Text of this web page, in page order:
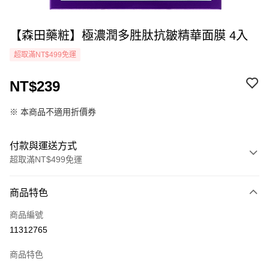
【森田藥粧】極濃潤多胜肽抗皺精華面膜 4入
超取滿NT$499免運
NT$239
※ 本商品不適用折價券
付款與運送方式
超取滿NT$499免運
icash Pay
信用卡一次付款
商品特色
商品編號
11312765
商品特色